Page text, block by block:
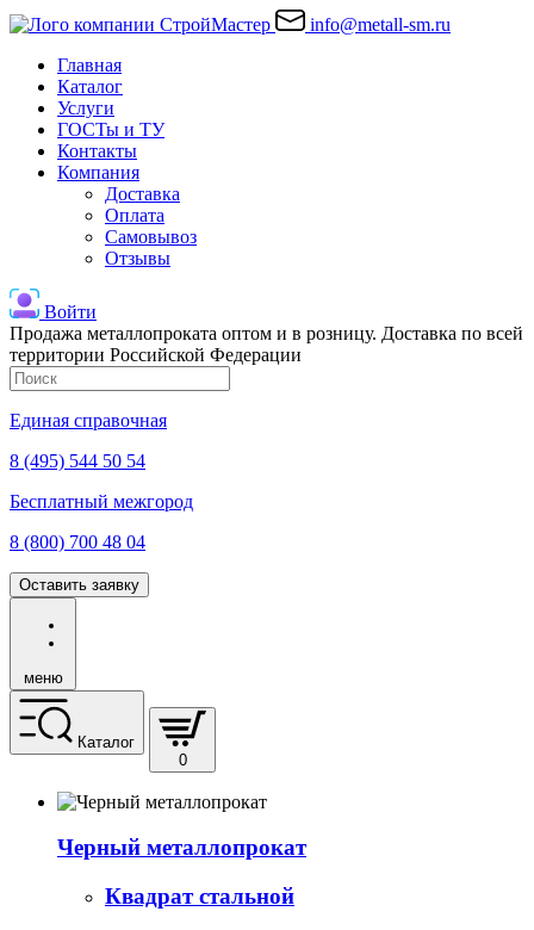
info@metall-sm.ru
Главная
Каталог
Услуги
ГОСТы и ТУ
Контакты
Компания
Доставка
Оплата
Самовывоз
Отзывы
Войти
Продажа металлопроката оптом и в розницу. Доставка по всей
территории Российской Федерации
Единая справочная
8 (495) 544 50 54
Бесплатный межгород
8 (800) 700 48 04
Оставить заявку
меню
Каталог
0
Черный металлопрокат
Квадрат стальной